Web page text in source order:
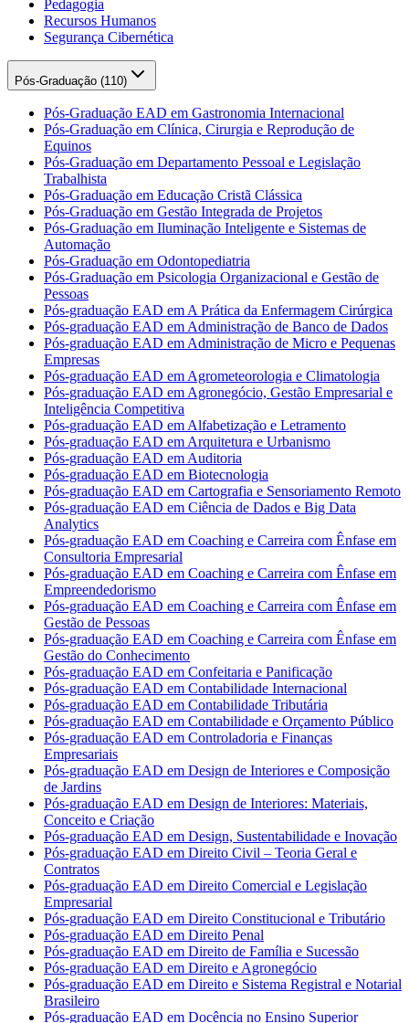
Pedagogia
Recursos Humanos
Segurança Cibernética
Pós-Graduação (110)
Pós-Graduação EAD em Gastronomia Internacional
Pós-Graduação em Clínica, Cirurgia e Reprodução de
Equinos
Pós-Graduação em Departamento Pessoal e Legislação
Trabalhista
Pós-Graduação em Educação Cristã Clássica
Pós-Graduação em Gestão Integrada de Projetos
Pós-Graduação em Iluminação Inteligente e Sistemas de
Automação
Pós-Graduação em Odontopediatria
Pós-Graduação em Psicologia Organizacional e Gestão de
Pessoas
Pós-graduação EAD em A Prática da Enfermagem Cirúrgica
Pós-graduação EAD em Administração de Banco de Dados
Pós-graduação EAD em Administração de Micro e Pequenas
Empresas
Pós-graduação EAD em Agrometeorologia e Climatologia
Pós-graduação EAD em Agronegócio, Gestão Empresarial e
Inteligência Competitiva
Pós-graduação EAD em Alfabetização e Letramento
Pós-graduação EAD em Arquitetura e Urbanismo
Pós-graduação EAD em Auditoria
Pós-graduação EAD em Biotecnologia
Pós-graduação EAD em Cartografia e Sensoriamento Remoto
Pós-graduação EAD em Ciência de Dados e Big Data
Analytics
Pós-graduação EAD em Coaching e Carreira com Ênfase em
Consultoria Empresarial
Pós-graduação EAD em Coaching e Carreira com Ênfase em
Empreendedorismo
Pós-graduação EAD em Coaching e Carreira com Ênfase em
Gestão de Pessoas
Pós-graduação EAD em Coaching e Carreira com Ênfase em
Gestão do Conhecimento
Pós-graduação EAD em Confeitaria e Panificação
Pós-graduação EAD em Contabilidade Internacional
Pós-graduação EAD em Contabilidade Tributária
Pós-graduação EAD em Contabilidade e Orçamento Público
Pós-graduação EAD em Controladoria e Finanças
Empresariais
Pós-graduação EAD em Design de Interiores e Composição
de Jardins
Pós-graduação EAD em Design de Interiores: Materiais,
Conceito e Criação
Pós-graduação EAD em Design, Sustentabilidade e Inovação
Pós-graduação EAD em Direito Civil – Teoria Geral e
Contratos
Pós-graduação EAD em Direito Comercial e Legislação
Empresarial
Pós-graduação EAD em Direito Constitucional e Tributário
Pós-graduação EAD em Direito Penal
Pós-graduação EAD em Direito de Família e Sucessão
Pós-graduação EAD em Direito e Agronegócio
Pós-graduação EAD em Direito e Sistema Registral e Notarial
Brasileiro
Pós-graduação EAD em Docência no Ensino Superior